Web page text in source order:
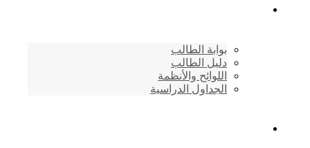
بوابة الطالب
دليل الطالب
اللوائح والأنظمة
الجداول الدراسية